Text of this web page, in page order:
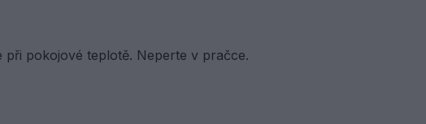
pokojové teplotě. Neperte v pračce.